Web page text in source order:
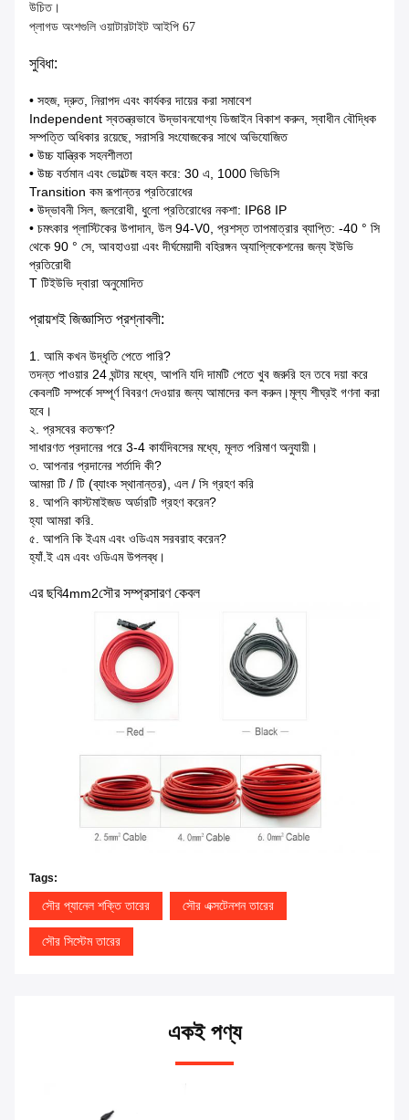
উচিত।
প্লাগড অংশগুলি ওয়াটারটাইট আইপি 67
সুবিধা:
• সহজ, দ্রুত, নিরাপদ এবং কার্যকর দায়ের করা সমাবেশ
Independent স্বতন্ত্রভাবে উদ্ভাবনযোগ্য ডিজাইন বিকাশ করুন, স্বাধীন বৌদ্ধিক
সম্পত্তি অধিকার রয়েছে, সরাসরি সংযোজকের সাথে অভিযোজিত
• উচ্চ যান্ত্রিক সহনশীলতা
• উচ্চ বর্তমান এবং ভোল্টেজ বহন করে: 30 এ, 1000 ভিডিসি
Transition কম রূপান্তর প্রতিরোধের
• উদ্ভাবনী সিল, জলরোধী, ধুলো প্রতিরোধের নকশা: IP68 IP
• চমৎকার প্লাস্টিকের উপাদান, উল 94-V0, প্রশস্ত তাপমাত্রার ব্যাপ্তি: -40 ° সি
থেকে 90 ° সে, আবহাওয়া এবং দীর্ঘমেয়াদী বহিরঙ্গন অ্যাপ্লিকেশনের জন্য ইউভি
প্রতিরোধী
T টিইউভি দ্বারা অনুমোদিত
প্রায়শই জিজ্ঞাসিত প্রশ্নাবলী:
1. আমি কখন উদ্ধৃতি পেতে পারি?
তদন্ত পাওয়ার 24 ঘন্টার মধ্যে, আপনি যদি দামটি পেতে খুব জরুরি হন তবে দয়া করে
কেবলটি সম্পর্কে সম্পূর্ণ বিবরণ দেওয়ার জন্য আমাদের কল করুন।মূল্য শীঘ্রই গণনা করা
হবে।
২. প্রসবের কতক্ষণ?
সাধারণত প্রদানের পরে 3-4 কার্যদিবসের মধ্যে, মূলত পরিমাণ অনুযায়ী।
৩. আপনার প্রদানের শর্তাদি কী?
আমরা টি / টি (ব্যাংক স্থানান্তর), এল / সি গ্রহণ করি
৪. আপনি কাস্টমাইজড অর্ডারটি গ্রহণ করেন?
হ্যা আমরা করি.
৫. আপনি কি ইএম এবং ওডিএম সরবরাহ করেন?
হ্যাঁ.ই এম এবং ওডিএম উপলব্ধ।
এর ছবি4mm2সৌর সম্প্রসারণ কেবল
Tags:
সৌর প্যানেল শক্তি তারের সৌর এক্সটেনশন তারের
সৌর সিস্টেম তারের
একই পণ্য